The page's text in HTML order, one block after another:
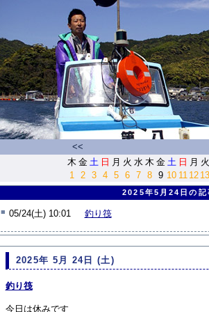
<<
木 金 土 日 月 火 水 木 金 土 日 月 火
1
2 3 4 5 6 7 8 9 10 11 12 13
2025年5月24日の記
■ 05/24(土) 10:01 釣り筏
2025年 5月 24日 (土)
釣り筏
今日は休みです